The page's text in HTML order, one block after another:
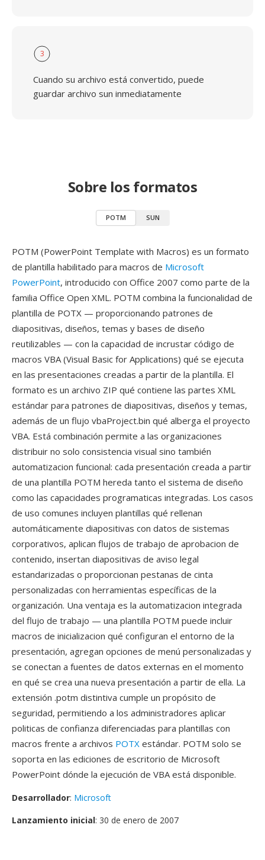
3
Cuando su archivo está convertido, puede
guardar archivo sun inmediatamente
Sobre los formatos
POTM SUN
POTM (PowerPoint Template with Macros) es un formato
de plantilla habilitado para macros de Microsoft
PowerPoint, introducido con Office 2007 como parte de la
familia Office Open XML. POTM combina la funcionalidad de
plantilla de POTX — proporcionando patrones de
diapositivas, diseños, temas y bases de diseño
reutilizables — con la capacidad de incrustar código de
macros VBA (Visual Basic for Applications) qué se ejecuta
en las presentaciones creadas a partir de la plantilla. El
formato es un archivo ZIP qué contiene las partes XML
estándar para patrones de diapositivas, diseños y temas,
además de un flujo vbaProject.bin qué alberga el proyecto
VBA. Está combinación permite a las organizaciones
distribuir no solo consistencia visual sino también
automatizacion funcional: cada presentación creada a partir
de una plantilla POTM hereda tanto el sistema de diseño
como las capacidades programaticas integradas. Los casos
de uso comunes incluyen plantillas qué rellenan
automáticamente diapositivas con datos de sistemas
corporativos, aplican flujos de trabajo de aprobacion de
contenido, insertan diapositivas de aviso legal
estandarizadas o proporcionan pestanas de cinta
personalizadas con herramientas específicas de la
organización. Una ventaja es la automatizacion integrada
del flujo de trabajo — una plantilla POTM puede incluir
macros de inicializacion qué configuran el entorno de la
presentación, agregan opciones de menú personalizadas y
se conectan a fuentes de datos externas en el momento
en qué se crea una nueva presentación a partir de ella. La
extensión .potm distintiva cumple un propósito de
seguridad, permitiendo a los administradores aplicar
politicas de confianza diferenciadas para plantillas con
macros frente a archivos POTX estándar. POTM solo se
soporta en las ediciones de escritorio de Microsoft
PowerPoint dónde la ejecución de VBA está disponible.
Desarrollador: Microsoft
Lanzamiento inicial: 30 de enero de 2007